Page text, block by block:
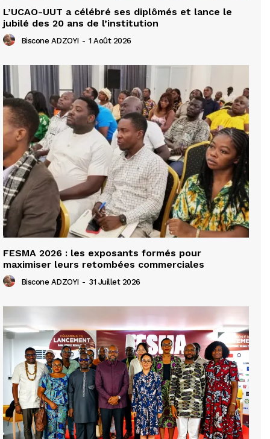
L’UCAO-UUT a célébré ses diplômés et lance le
jubilé des 20 ans de l’institution
Biscone ADZOYI - 1 Août 2026
FESMA 2026 : les exposants formés pour
maximiser leurs retombées commerciales
Biscone ADZOYI - 31 Juillet 2026